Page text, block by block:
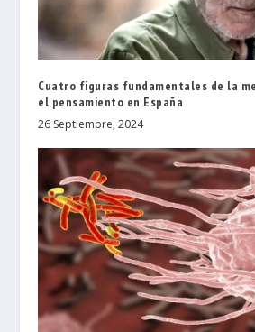
Cuatro figuras fundamentales de la
el pensamiento en España
26 Septiembre, 2024